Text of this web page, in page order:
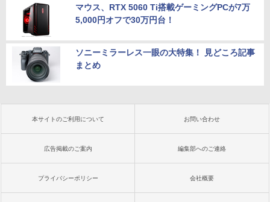
マウス、RTX 5060 Ti搭載ゲーミングPCが7万
5,000円オフで30万円台！
ソニーミラーレス一眼の大特集！ 見どころ記事
まとめ
本サイトのご利用について お問い合わせ
広告掲載のご案内 編集部へのご連絡
プライバシーポリシー 会社概要